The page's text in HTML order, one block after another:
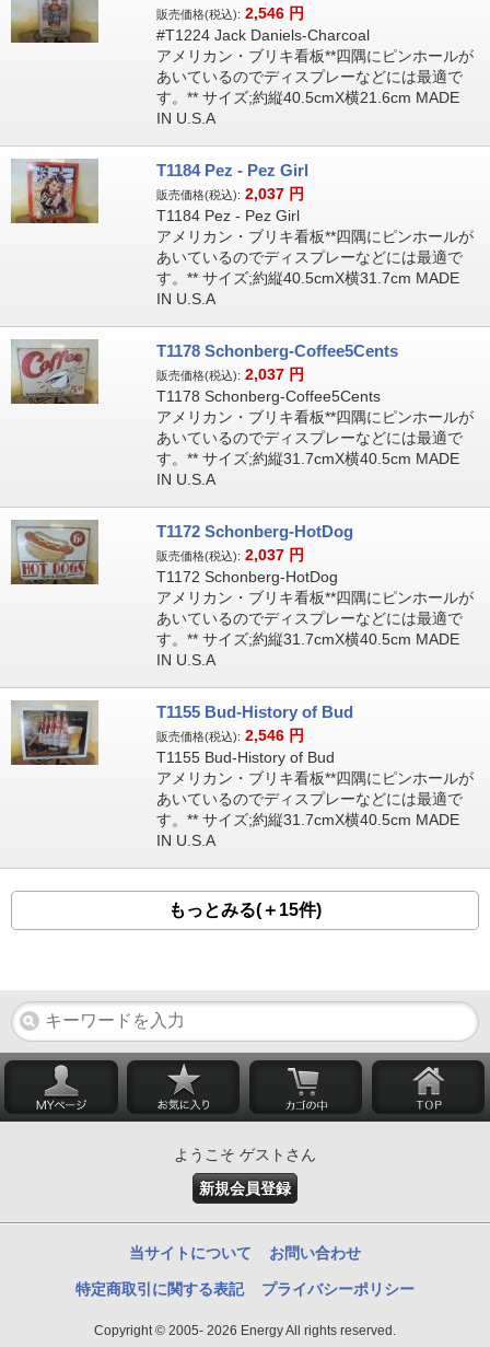
販売価格(税込): 2,546 円
#T1224 Jack Daniels-Charcoal
アメリカン・ブリキ看板**四隅にピンホールが
あいているのでディスプレーなどには最適で
す。** サイズ;約縦40.5cmX横21.6cm MADE
IN U.S.A
T1184 Pez - Pez Girl
販売価格(税込): 2,037 円
T1184 Pez - Pez Girl
アメリカン・ブリキ看板**四隅にピンホールが
あいているのでディスプレーなどには最適で
す。** サイズ;約縦40.5cmX横31.7cm MADE
IN U.S.A
T1178 Schonberg-Coffee5Cents
販売価格(税込): 2,037 円
T1178 Schonberg-Coffee5Cents
アメリカン・ブリキ看板**四隅にピンホールが
あいているのでディスプレーなどには最適で
す。** サイズ;約縦31.7cmX横40.5cm MADE
IN U.S.A
T1172 Schonberg-HotDog
販売価格(税込): 2,037 円
T1172 Schonberg-HotDog
アメリカン・ブリキ看板**四隅にピンホールが
あいているのでディスプレーなどには最適で
す。** サイズ;約縦31.7cmX横40.5cm MADE
IN U.S.A
T1155 Bud-History of Bud
販売価格(税込): 2,546 円
T1155 Bud-History of Bud
アメリカン・ブリキ看板**四隅にピンホールが
あいているのでディスプレーなどには最適で
す。** サイズ;約縦31.7cmX横40.5cm MADE
IN U.S.A
もっとみる(＋15件)
ようこそ ゲストさん
新規会員登録
当サイトについて お問い合わせ
特定商取引に関する表記 プライバシーポリシー
Copyright © 2005- 2026 Energy All rights reserved.